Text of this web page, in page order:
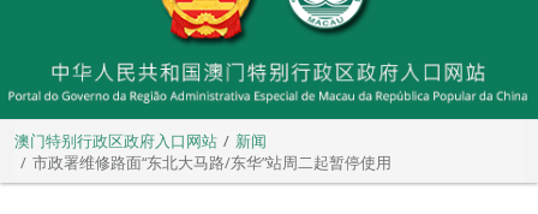
澳门特别行政区政府入口网站
新闻
市政署维修路面“东北大马路/东华”站周二起暂停使用